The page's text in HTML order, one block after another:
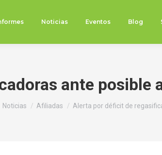
Noticias Eventos Blog
ante posible
Noticias Afiliadas Alerta por déficit de